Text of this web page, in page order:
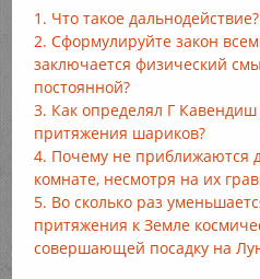
1. Что такое дальнодействие?
2. Сформулируйте закон
заключается физический
постоянной?
3. Как определял Г
притяжения шариков?
4. Почему не приближаются
комнате, несмотря на их
5. Во сколько раз
притяжения к Земле
совершающей посадку на